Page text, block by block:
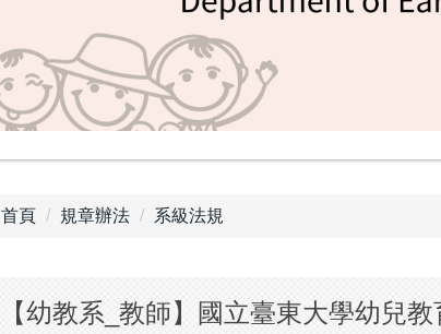
首頁 規章辦法 系級法規
【幼教系_教師】國立臺東大學幼兒